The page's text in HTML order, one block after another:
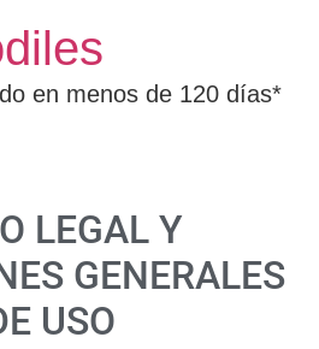
en menos de 120 días*
LEGAL Y
GENERALES
USO